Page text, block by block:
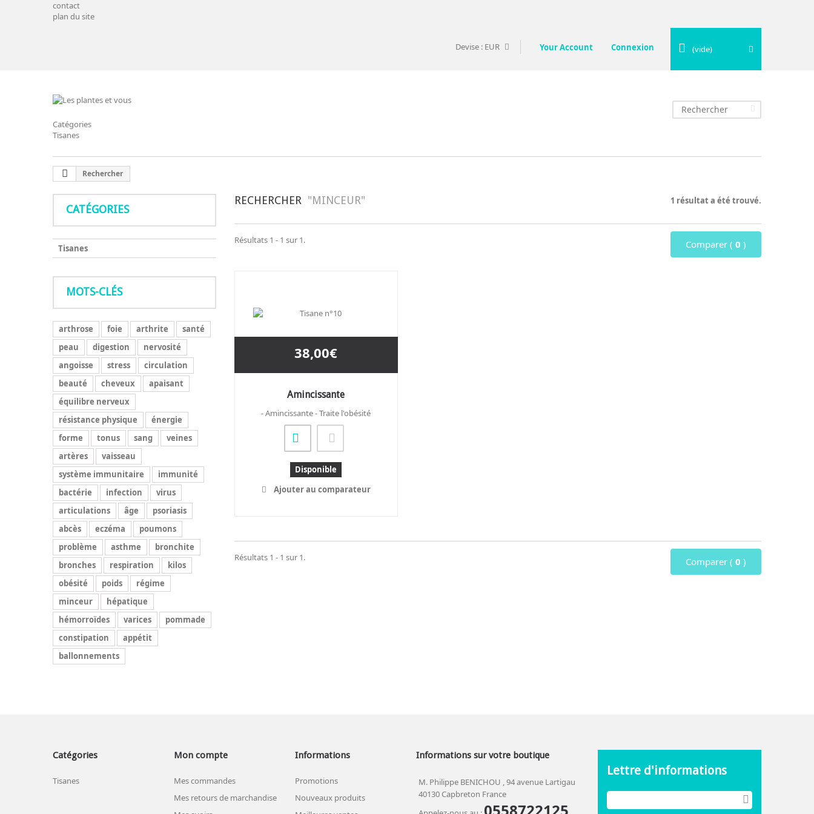
contact
plan du site
(vide)
Connexion
Your Account
Devise : EUR
Catégories
Tisanes
Rechercher
CATÉGORIES
Tisanes
MOTS-CLÉS
arthrose foie arthrite
santé
peau
digestion
nervosité
angoisse
stress
circulation
beauté
cheveux
apaisant
équilibre nerveux
résistance physique
énergie
forme
tonus sang
veines
artères
vaisseau
système immunitaire
immunité
bactérie
infection
virus
articulations
âge
psoriasis
abcès
eczéma
poumons
problème
asthme
bronchite
bronches
respiration
kilos
obésité
poids
régime
minceur
hépatique
hémorroïdes
varices
pommade
constipation
appétit
ballonnements
RECHERCHER "MINCEUR" 1 résultat a été trouvé.
Comparer ( 0 )
Résultats 1 - 1 sur 1.
38,00€
Amincissante
- Amincissante - Traite l'obésité
Disponible
Ajouter au comparateur
Comparer ( 0 )
Résultats 1 - 1 sur 1.
Catégories
Tisanes
Mon compte
Mes commandes
Mes retours de marchandise
Informations
Promotions
Nouveaux produits
Informations sur votre boutique
M. Philippe BENICHOU , 94 avenue Lartigau
40130 Capbreton France
Lettre d'informations